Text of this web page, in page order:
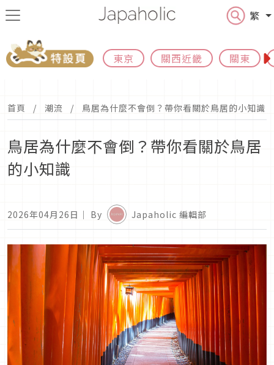
繁
東京 關西近畿 關東
首頁 潮流 鳥居為什麼不會倒？帶你看關於鳥居的小知識
鳥居為什麼不會倒？帶你看關於鳥居
的小知識
2026年04月26日 ｜ By Japaholic 編輯部